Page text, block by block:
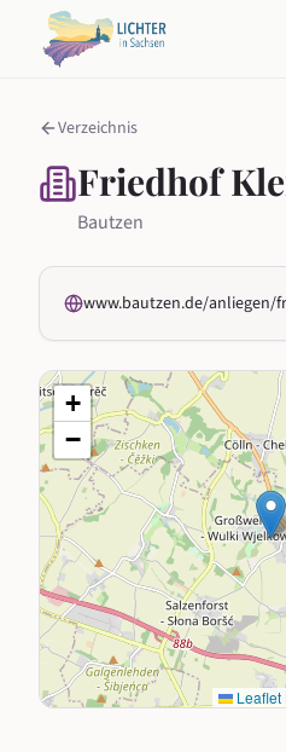
Verzeichnis
Friedhof
Bautzen
www.bautzen.de/anliegen/
+
−
Leaflet